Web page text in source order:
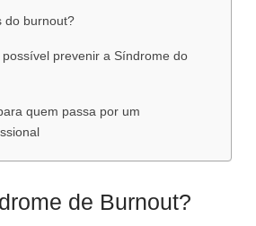
do burnout?
prevenir a Síndrome do
quem passa por um
de Burnout?